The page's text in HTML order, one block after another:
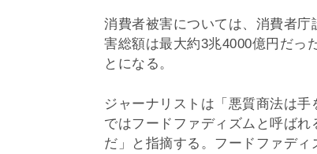
消費者被害については、消費者
害総額は最大約3兆4000億円だっ
とになる。
ジャーナリストは「悪質商法は
ではフードファディズムと呼ば
だ」と指摘する。フードファデ